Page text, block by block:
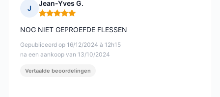
J
Jean-Yves G.
Opmerking: 5 van 5
Gepubliceerd op 16/12/2024 à 12h15
na een aankoop van 13/10/2024
NOG NIET GEPROEFDE FLESSEN
Vertaalde beoordelingen